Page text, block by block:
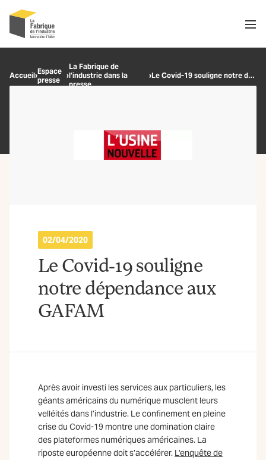
OK
Accueil›Espace
presse
›
La Fabrique de
l’industrie dans la
presse
› Le Covid-19 souligne notre dépendance aux GAFAM
02/04/2020
Le Covid-19 souligne
notre dépendance aux
GAFAM
Après avoir investi les services aux particuliers, les
géants américains du numérique musclent leurs
velléités dans l’industrie. Le confinement en pleine
crise du Covid-19 montre une domination claire
des plateformes numériques américaines. La
riposte européenne doit s’accélérer. L’enquête de